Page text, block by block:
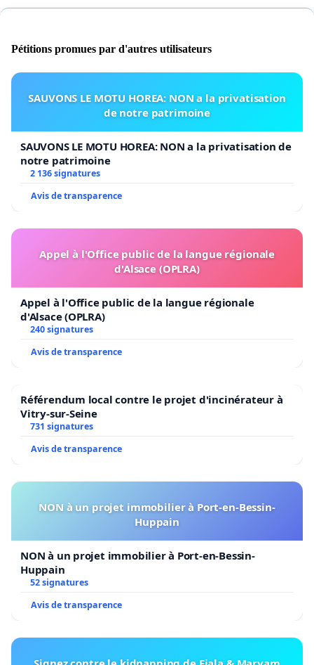
Pétitions promues par d'autres utilisateurs
SAUVONS LE MOTU HOREA: NON a la privatisation
de notre patrimoine
SAUVONS LE MOTU HOREA: NON a la privatisation de
notre patrimoine
2 136 signatures
Avis de transparence
Appel à l'Office public de la langue régionale
d'Alsace (OPLRA)
Appel à l'Office public de la langue régionale
d'Alsace (OPLRA)
240 signatures
Avis de transparence
Référendum local contre le projet d'incinérateur à
Vitry-sur-Seine
731 signatures
Avis de transparence
NON à un projet immobilier à Port-en-Bessin-
Huppain
NON à un projet immobilier à Port-en-Bessin-
Huppain
52 signatures
Avis de transparence